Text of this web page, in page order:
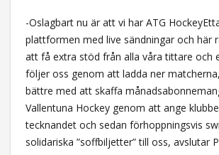
-Oslagbart nu är att vi har ATG
plattformen med live sändningar och här
att få extra stöd från alla våra tittare och
följer oss genom att ladda ner
bättre med att skaffa
Vallentuna Hockey genom att ange
tecknandet och sedan förhoppningsvis
solidariska ”soffbiljetter” till oss, avslutar